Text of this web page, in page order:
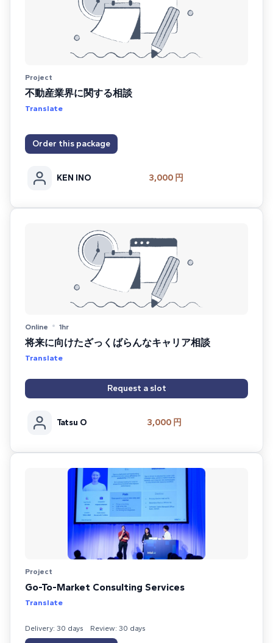
Project
不動産業界に関する相談
Translate
Order this package
KEN INO 3,000 円
Online 1hr
将来に向けたざっくばらんなキャリア相談
Translate
Request a slot
Tatsu O 3,000 円
Project
Go-To-Market Consulting Services
Translate
Delivery: 30 days Review: 30 days